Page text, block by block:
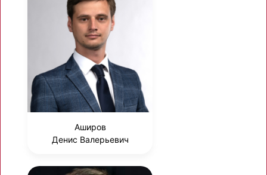
Аширов
Денис Валерьевич